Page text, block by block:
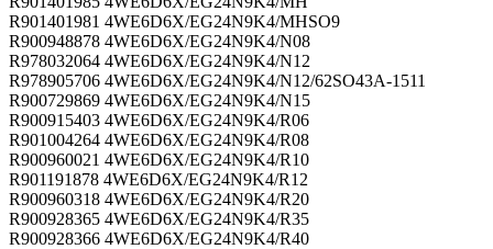
R901401981 4WE6D6X/EG24N9K4/MHSO9
R900948878 4WE6D6X/EG24N9K4/N08
R978032064 4WE6D6X/EG24N9K4/N12
R978905706 4WE6D6X/EG24N9K4/N12/62SO43A-1511
R900729869 4WE6D6X/EG24N9K4/N15
R900915403 4WE6D6X/EG24N9K4/R06
R901004264 4WE6D6X/EG24N9K4/R08
R900960021 4WE6D6X/EG24N9K4/R10
R901191878 4WE6D6X/EG24N9K4/R12
R900960318 4WE6D6X/EG24N9K4/R20
R900928365 4WE6D6X/EG24N9K4/R35
R900928366 4WE6D6X/EG24N9K4/R40